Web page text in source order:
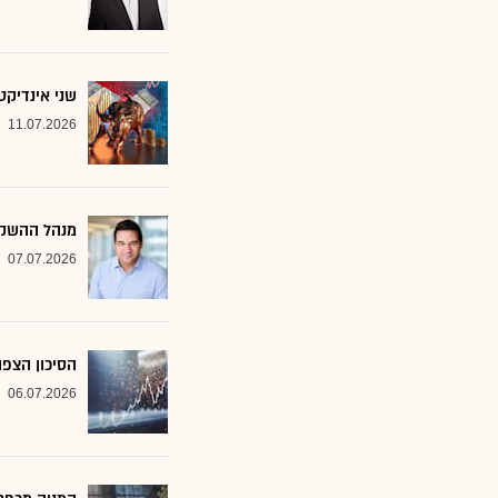
שני
11.07.2026
מנהל
07.07.2026
הסיכון
06.07.2026